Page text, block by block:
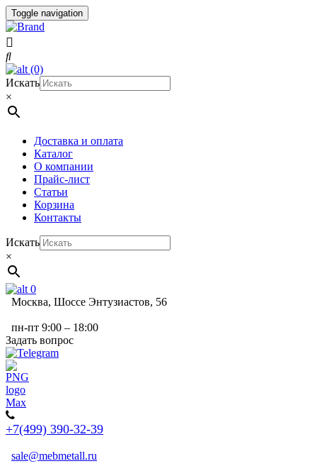
Toggle navigation
(0)
Искать
×
Доставка и оплата
Каталог
О компании
Прайс-лист
Статьи
Корзина
Контакты
Искать
×
0
Москва, Шоссе Энтузиастов, 56
пн-пт 9:00 – 18:00
Задать вопрос
+7(499) 390-32-39
sale@mebmetall.ru